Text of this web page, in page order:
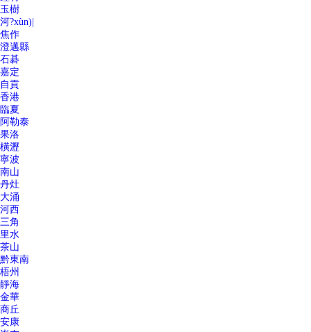
玉樹
河?xùn)|
焦作
澄邁縣
石碁
嘉定
自貢
香港
臨夏
阿勒泰
果洛
橫瀝
寧波
南山
丹灶
大涌
河西
三角
里水
茶山
黔東南
梧州
靜海
金華
商丘
安康